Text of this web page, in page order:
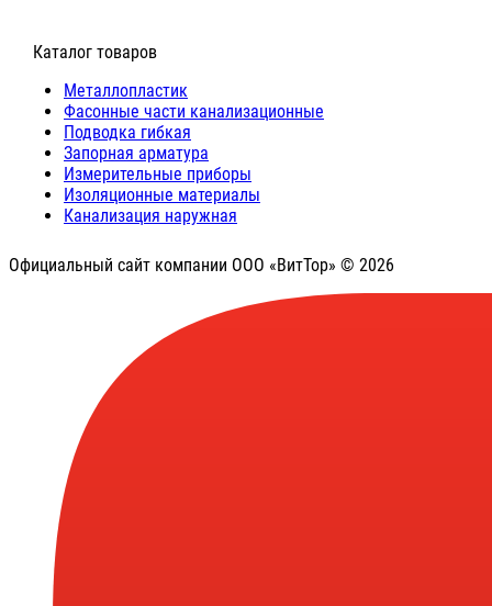
⠀Каталог товаров
Металлопластик
Фасонные части канализационные
Подводка гибкая
Запорная арматура
Измерительные приборы
Изоляционные материалы
Канализация наружная
Официальный сайт компании ООО «ВитТор» © 2026